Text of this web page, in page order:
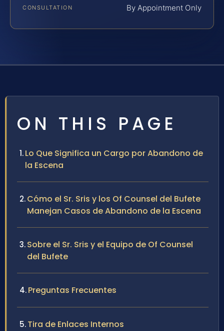
CONSULTATION By Appointment Only
ON THIS PAGE
Lo Que Significa un Cargo por Abandono de
la Escena
Cómo el Sr. Sris y los Of Counsel del Bufete
Manejan Casos de Abandono de la Escena
Sobre el Sr. Sris y el Equipo de Of Counsel
del Bufete
Preguntas Frecuentes
Tira de Enlaces Internos